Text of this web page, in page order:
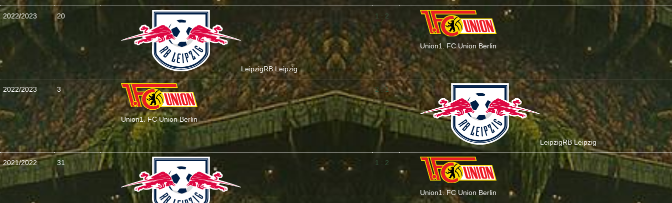
2022/2023 20
LeipzigRB Leipzig
1 : 2
Union1. FC Union Berlin
2022/2023 3
Union1. FC Union Berlin
2 : 1
LeipzigRB Leipzig
2021/2022 31 1 : 2
Union1. FC Union Berlin